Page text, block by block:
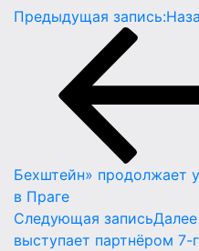
Предыдущая запись:
Бехштейн» продолжает
в Праге
Следующая записьДалее
выступает партнёром 7-